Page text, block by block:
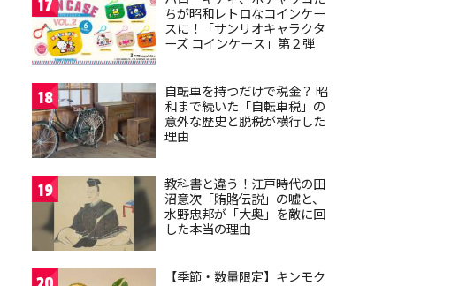
17
ちが昭和レトロなコインケー
スに！「サンリオキャラクタ
ーズ コインケース」第２弾
18
自転車を持つだけで税金？ 昭
和まで続いた「自転車税」の
意外な歴史と脱税が横行した
理由
19
教科書と違う！江戸時代の田
沼意次「賄賂伝説」の嘘と、
水野忠邦が「大奥」を敵に回
した本当の理由
【季節・数量限定】キンモク